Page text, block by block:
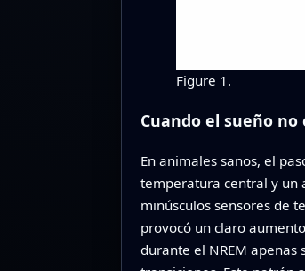
Figure 1.
Cuando el sueño
En animales sanos, el
temperatura central y un
minúsculos sensores de
provocó un claro
durante el NREM